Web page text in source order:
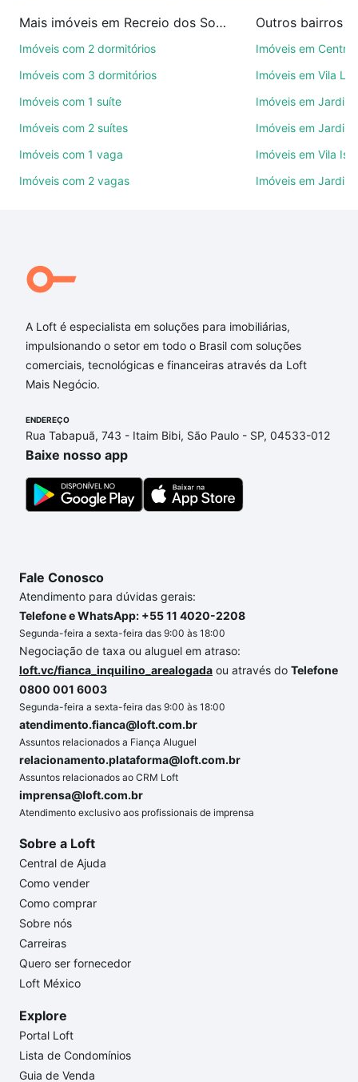
de imóveis.
ruas, bairros e até condomínios favoritos. Você
também pode usar os filtros como quantidade de
quartos, suítes, com ou sem vaga de garagem para
comodidades, como piscina, academia, salão de
Qual o preço de Imóveis com 3 suites à venda em
Recreio dos Sorocabanos, Sorocaba, SP?
Aqui na Loft temos a oferta ideal para você, com
Imóveis com 3 suites à venda em Recreio dos
Sorocabanos, Sorocaba, SP que custam a partir de
R$ 0 e com nossas opções de financiamento
orçamento. Se ainda tem alguma dúvida dos custos
envolvidos no processo de compra, veja em nosso
portal quanto custa comprar um apartamento
conte com a gente para comprar o imóvel dos seus
sonhos com segurança e conforto. Loft, com você
Mais imóveis em Recreio dos Sorocabanos
Imóveis com 2 dormitórios
Imóveis com 3 dormitórios
Imóveis com 1 suíte
Imóveis com 2 suítes
Imóveis com 1 vaga
Imóveis com 2 vagas
Outros bairros
Imóveis em Centro
Imóveis em Vila
Imóveis em Jardim
Imóveis em Jardim
Imóveis em Vila
Imóveis em Jardim
A Loft é especialista em soluções para imobiliárias,
impulsionando o setor em todo o Brasil com soluções
comerciais, tecnológicas e financeiras através da Loft
Mais Negócio.
ENDEREÇO
Rua Tabapuã, 743 - Itaim Bibi, São Paulo - SP, 04533-012
Baixe nosso app
Fale Conosco
Atendimento para dúvidas gerais:
Telefone e WhatsApp: +55 11 4020-2208
Segunda-feira a sexta-feira das 9:00 às 18:00
Negociação de taxa ou aluguel em atraso:
loft.vc/fianca_inquilino_arealogada ou através do Telefone
0800 001 6003
Segunda-feira a sexta-feira das 9:00 às 18:00
atendimento.fianca@loft.com.br
Assuntos relacionados a Fiança Aluguel
relacionamento.plataforma@loft.com.br
Assuntos relacionados ao CRM Loft
imprensa@loft.com.br
Atendimento exclusivo aos profissionais de imprensa
Sobre a Loft
Central de Ajuda
Como vender
Como comprar
Sobre nós
Carreiras
Quero ser fornecedor
Loft México
Explore
Portal Loft
Lista de Condomínios
Guia de Venda